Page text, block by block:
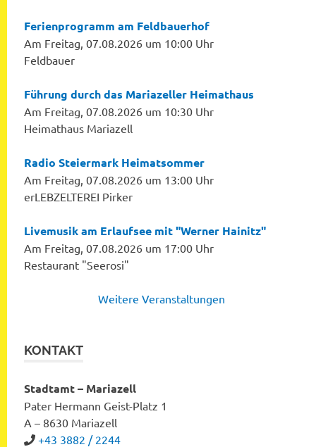
Ferienprogramm am Feldbauerhof
Am Freitag, 07.08.2026 um 10:00 Uhr
Feldbauer
Führung durch das Mariazeller Heimathaus
Am Freitag, 07.08.2026 um 10:30 Uhr
Heimathaus Mariazell
Radio Steiermark Heimatsommer
Am Freitag, 07.08.2026 um 13:00 Uhr
erLEBZELTEREI Pirker
Livemusik am Erlaufsee mit "Werner Hainitz"
Am Freitag, 07.08.2026 um 17:00 Uhr
Restaurant "Seerosi"
Weitere Veranstaltungen
KONTAKT
Stadtamt – Mariazell
Pater Hermann Geist-Platz 1
A – 8630 Mariazell
+43 3882 / 2244